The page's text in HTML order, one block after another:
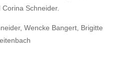
Schneider.
Wencke Bangert, Brigitte